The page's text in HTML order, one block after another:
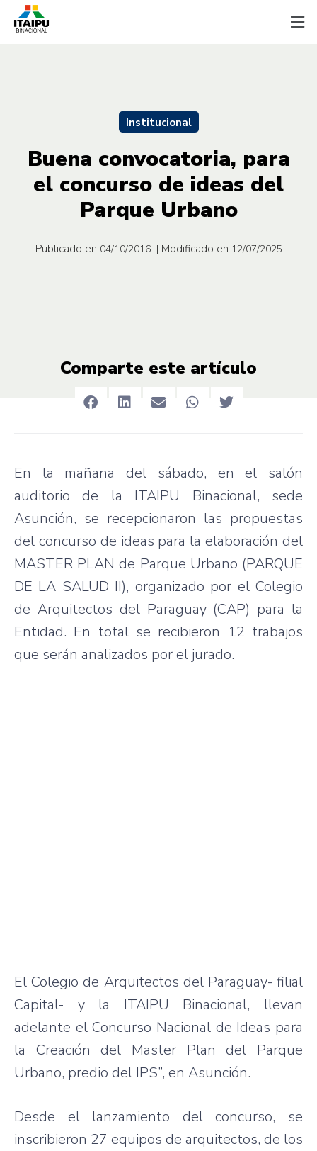
Institucional
Buena convocatoria, para
el concurso de ideas del
Parque Urbano
Publicado en 04/10/2016 | Modificado en 12/07/2025
Comparte este artículo
En la mañana del sábado, en el salón
auditorio de la ITAIPU Binacional, sede
Asunción, se recepcionaron las propuestas
del concurso de ideas para la elaboración del
MASTER PLAN de Parque Urbano (PARQUE
DE LA SALUD II), organizado por el Colegio
de Arquitectos del Paraguay (CAP) para la
Entidad. En total se recibieron 12 trabajos
que serán analizados por el jurado.
El Colegio de Arquitectos del Paraguay- filial
Capital- y la ITAIPU Binacional, llevan
adelante el Concurso Nacional de Ideas para
la Creación del Master Plan del Parque
Urbano, predio del IPS”, en Asunción.
Desde el lanzamiento del concurso, se
inscribieron 27 equipos de arquitectos, de los